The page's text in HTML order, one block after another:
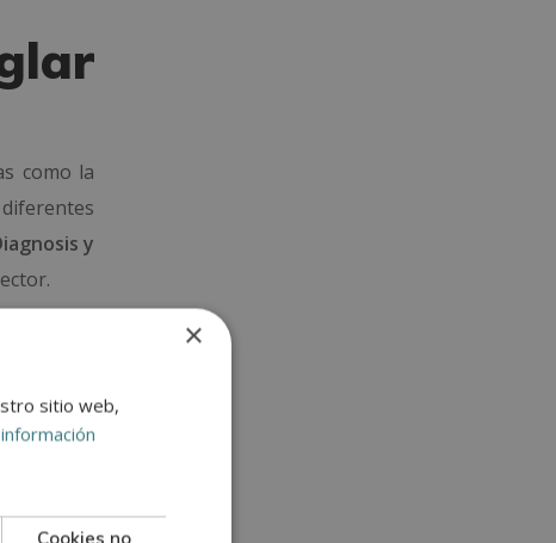
como la
y
y
×
sitio web,
Cookies no